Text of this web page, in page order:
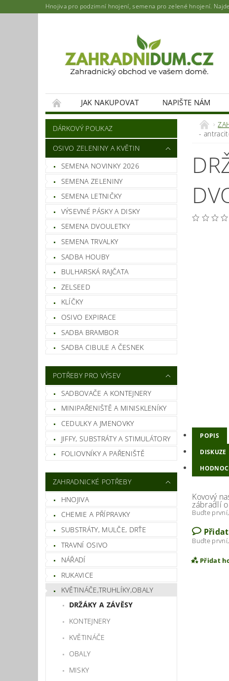
Hnojiva pro podzimní hnojení, semena pro zelené hnojení.
JAK NAKUPOVAT NAPIŠTE NÁM
DÁRKOVÝ POUKAZ
OSIVO ZELENINY A KVĚTIN
SEMENA NOVINKY 2026
SEMENA ZELENINY
SEMENA LETNIČKY
VÝSEVNÉ PÁSKY A DISKY
SEMENA DVOULETKY
SEMENA TRVALKY
SADBA HOUBY
BULHARSKÁ RAJČATA
ZELSEED
KLÍČKY
OSIVO EXPIRACE
SADBA BRAMBOR
SADBA CIBULE A ČESNEK
POTŘEBY PRO VÝSEV
SADBOVAČE A KONTEJNERY
MINIPAŘENIŠTĚ A MINISKLENÍKY
CEDULKY A JMENOVKY
JIFFY, SUBSTRÁTY A STIMULÁTORY
FOLIOVNÍKY A PAŘENIŠTĚ
ZAHRADNICKÉ POTŘEBY
HNOJIVA
CHEMIE A PŘÍPRAVKY
SUBSTRÁTY, MULČE, DRŤE
TRAVNÍ OSIVO
NÁŘADÍ
RUKAVICE
KVĚTINÁČE,TRUHLÍKY,OBALY
DRŽÁKY A ZÁVĚSY
KONTEJNERY
KVĚTINÁČE
OBALY
MISKY
-
POPIS
DISKUZE
Kovový
zábradlí
Buďte
Buďte
Přidat